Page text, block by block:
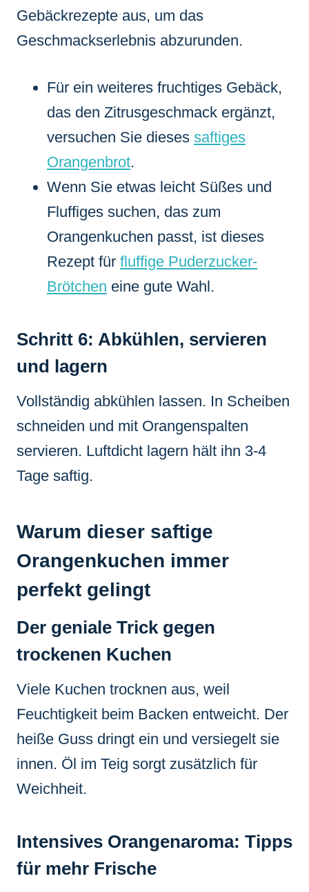
Gebäckrezepte aus, um das
Geschmackserlebnis abzurunden.
Für ein weiteres fruchtiges Gebäck,
das den Zitrusgeschmack ergänzt,
versuchen Sie dieses saftiges
Orangenbrot.
Wenn Sie etwas leicht Süßes und
Fluffiges suchen, das zum
Orangenkuchen passt, ist dieses
Rezept für fluffige Puderzucker-
Brötchen eine gute Wahl.
Schritt 6: Abkühlen, servieren
und lagern
Vollständig abkühlen lassen. In Scheiben
schneiden und mit Orangenspalten
servieren. Luftdicht lagern hält ihn 3-4
Tage saftig.
Warum dieser saftige
Orangenkuchen immer
perfekt gelingt
Der geniale Trick gegen
trockenen Kuchen
Viele Kuchen trocknen aus, weil
Feuchtigkeit beim Backen entweicht. Der
heiße Guss dringt ein und versiegelt sie
innen. Öl im Teig sorgt zusätzlich für
Weichheit.
Intensives Orangenaroma: Tipps
für mehr Frische